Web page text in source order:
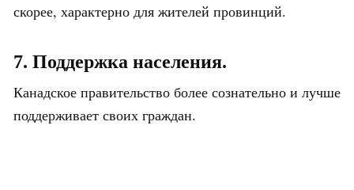
скорее, характерно для жителей провинций.
7. Поддержка населения.
Канадское правительство более сознательно и лучше
поддерживает своих граждан.